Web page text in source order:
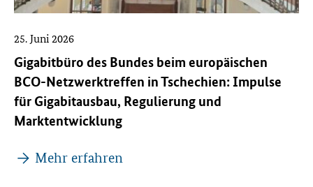
Gigabitbüro des Bundes beim europäischen
BCO-Netzwerktreffen in Tschechien: Impulse
für Gigabitausbau, Regulierung und
Marktentwicklung
25. Juni 2026
Mehr erfahren